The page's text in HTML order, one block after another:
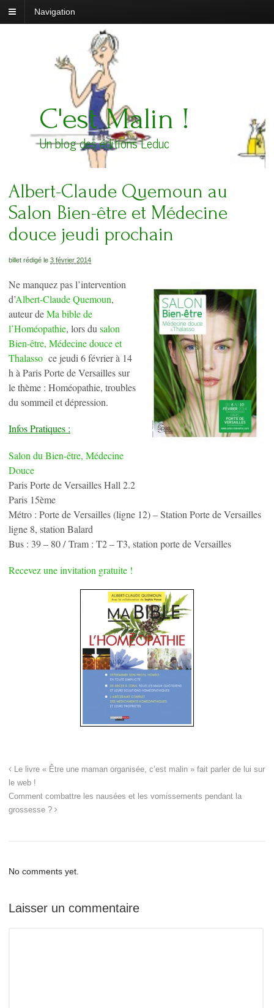
Navigation
C'est Malin !
Un blog des éditions Leduc
Albert-Claude Quemoun au
Salon Bien-être et Médecine
douce jeudi prochain
billet rédigé le 3 février 2014
Ne manquez pas l’intervention
d’Albert-Claude Quemoun,
auteur deMa bible de
l’Homéopathie, lors du salon
Bien-être, Médecine douce et
Thalasso ce jeudi 6 février à 14
h à Paris Porte de Versailles sur
le thème : Homéopathie, troubles
du sommeil et dépression.
Infos Pratiques :
Salon du Bien-être, Médecine
Douce
Paris Porte de Versailles Hall 2.2
Paris 15ème
Métro : Porte de Versailles (ligne 12) – Station Porte de Versailles
ligne 8, station Balard
Bus : 39 – 80 / Tram : T2 – T3, station porte de Versailles
Recevez une invitation gratuite !
Le livre « Être une maman organisée, c’est malin » fait parler de lui sur
le web !
Comment combattre les nausées et les vomissements pendant la
grossesse ?
No comments yet.
Laisser un commentaire